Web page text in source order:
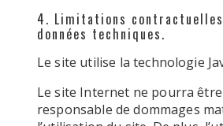
4. Limitations
données techniques.
Le site utilise la technologie
Le site Internet ne pourra
responsable de dommages